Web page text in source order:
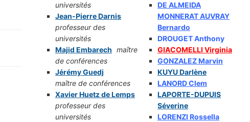
universités
Jean-Pierre Darnis
professeur des
universités
Majid Embarech maître
de conférences
Jérémy Guedj
maître de conférences
Xavier Huetz de Lemps
professeur des
universités
DE ALMEIDA
MONNERAT AUVRAY
Bernardo
DROUGET Anthony
GIACOMELLI Virginia
GONZALEZ Marvin
KUYU Darlène
LANORD Clem
LAPORTE-DUPUIS
Séverine
LORENZI Rossella